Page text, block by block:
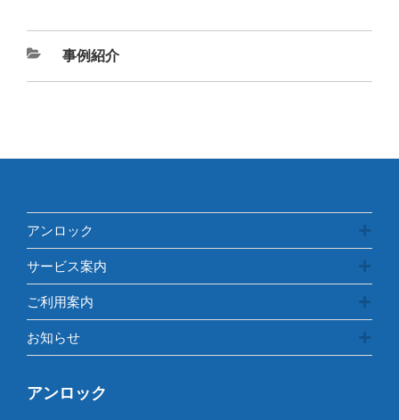
カ
テ
事例紹介
アンロック
サービス案内
ご利用案内
お知らせ
アンロック